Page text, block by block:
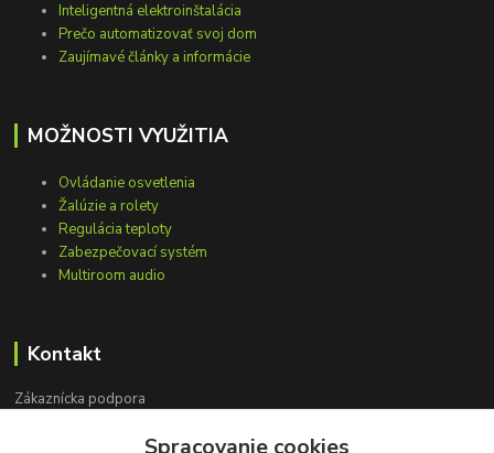
Inteligentná elektroinštalácia
Prečo automatizovať svoj dom
Zaujímavé články a informácie
MOŽNOSTI VYUŽITIA
Ovládanie osvetlenia
Žalúzie a rolety
Regulácia teploty
Zabezpečovací systém
Multiroom audio
Kontakt
Zákaznícka podpora
Spracovanie cookies